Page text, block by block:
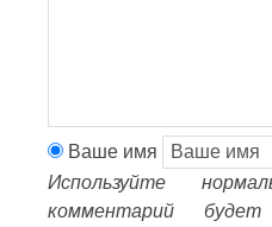
Ваше имя
Используйте
комментарий